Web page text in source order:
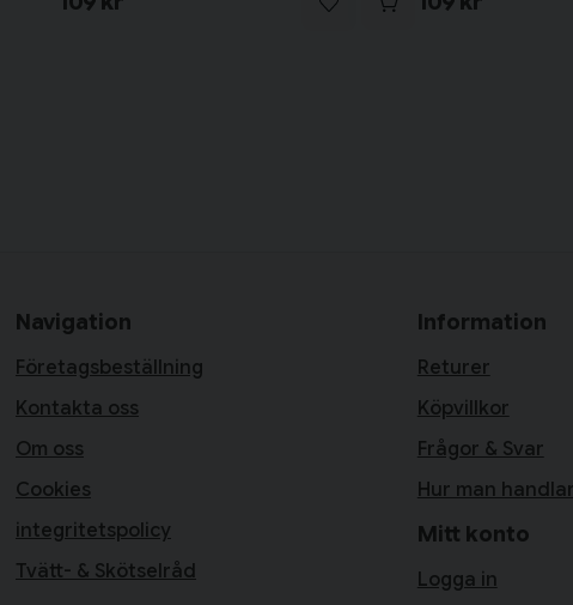
Navigation
Företagsbeställning
Kontakta oss
Om oss
Cookies
integritetspolicy
Tvätt- & Skötselråd
Information
Returer
Köpvillkor
Frågor & Svar
Hur man handlar
Mitt konto
Logga in